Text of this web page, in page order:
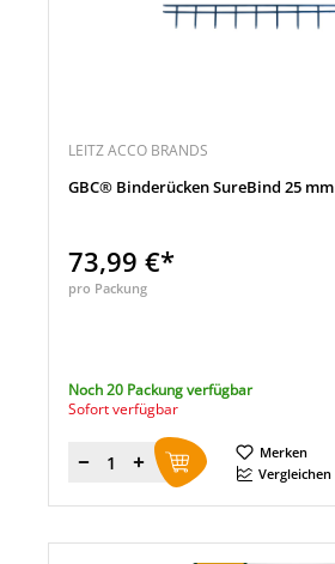
LEITZ ACCO BRANDS
GBC® Binderücken SureBind 25 mm
73,99 €*
pro Packung
Noch 20 Packung verfügbar
Sofort verfügbar
Menge
Merken
Vergleichen